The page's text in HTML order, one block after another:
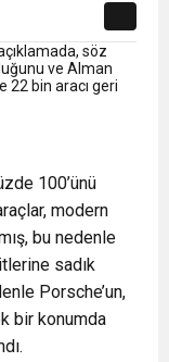
söz
ve Alman
22 bin aracı geri
100’ünü
modern
bu nedenle
sadık
Porsche’un,
bir konumda